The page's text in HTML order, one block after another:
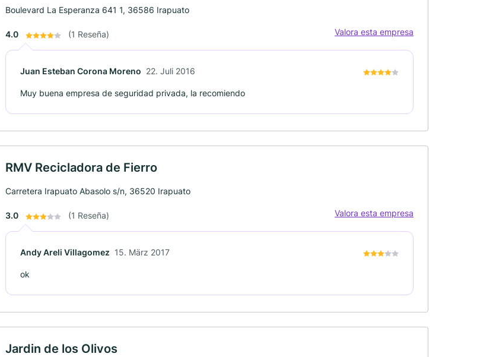
Boulevard La Esperanza 641 1, 36586 Irapuato
4.0 (1 Reseña) Valora esta empresa
Juan Esteban Corona Moreno 22. Juli 2016
Muy buena empresa de seguridad privada, la recomiendo
RMV Recicladora de Fierro
Carretera Irapuato Abasolo s/n, 36520 Irapuato
3.0 (1 Reseña) Valora esta empresa
Andy Areli Villagomez 15. März 2017
ok
Jardin de los Olivos